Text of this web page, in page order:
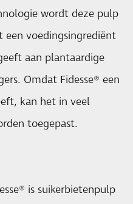
wordt deze pulp
voedingsingrediënt
aan plantaardige
Omdat Fidesse® een
kan het in veel
toegepast.
is suikerbietenpulp